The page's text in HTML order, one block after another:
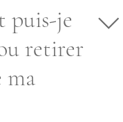
aux Paramètres de
sur « Gérer la FAQ »
la question à
de votre
média depuis votre
puis-je
retirer
ma